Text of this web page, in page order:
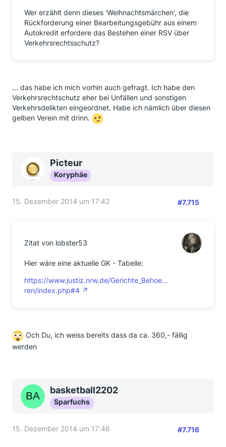
Wer erzählt denn dieses 'Weihnachtsmärchen', die
Rückforderung einer Bearbeitungsgebühr aus einem
Autokredit erfordere das Bestehen einer RSV über
Verkehrsrechtsschutz?
... das habe ich mich vorhin auch gefragt. Ich habe den
Verkehrsrechtschutz eher bei Unfällen und sonstigen
Verkehrsdelikten eingeordnet. Habe ich nämlich über diesen
gelben Verein mit drinn.
Picteur
Koryphäe
15. Dezember 2014 um 17:42 #7.715
Zitat von lobster53
Hier wäre eine aktuelle GK - Tabelle:
https://www.justiz.nrw.de/Gerichte_Behoe…
ren/index.php#4
Och Du, ich weiss bereits dass da ca. 360,- fällig
werden
basketball2202
Sparfuchs
15. Dezember 2014 um 17:46 #7.716